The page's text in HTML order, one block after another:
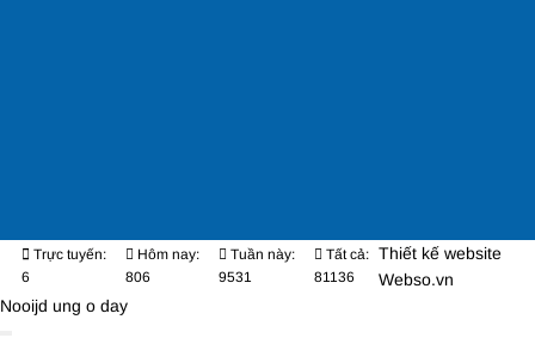
Trực tuyến:
6
Hôm nay:
806
Tuần này:
9531
Tất cả:
81136
Thiết kế website
Webso.vn
Nooijd ung o day